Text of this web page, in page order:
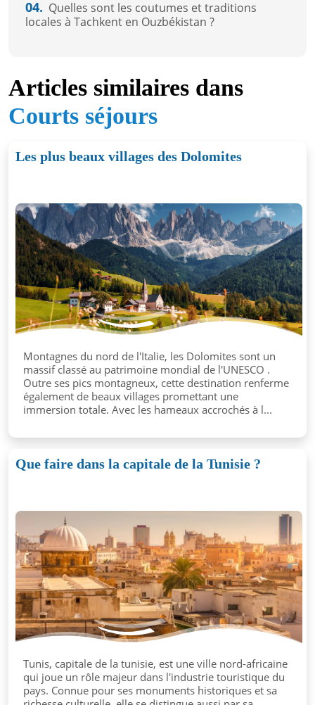
04. Quelles sont les coutumes et traditions
locales à Tachkent en Ouzbékistan ?
Articles similaires dans
Courts séjours
Les plus beaux villages des Dolomites
Montagnes du nord de l'Italie, les Dolomites sont un
massif classé au patrimoine mondial de l'UNESCO .
Outre ses pics montagneux, cette destination renferme
également de beaux villages promettant une
immersion totale. Avec les hameaux accrochés à l...
Que faire dans la capitale de la Tunisie ?
Tunis, capitale de la tunisie, est une ville nord-africaine
qui joue un rôle majeur dans l'industrie touristique du
pays. Connue pour ses monuments historiques et sa